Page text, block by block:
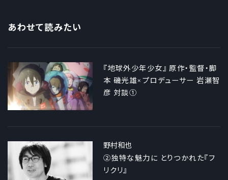
あわせて読みたい
『地球外少年少女』 原作・監督・脚
本 磯光雄×プロデューサー 岩瀬智
彦 対談①
野村和也
②独特な魅力に とりつかれた『フ
リクリ』